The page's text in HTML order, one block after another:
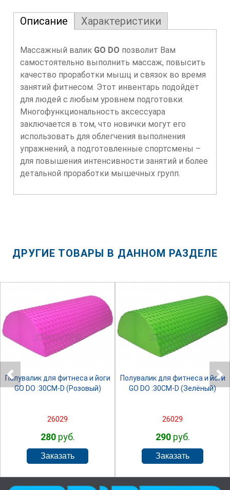
Описание Характеристики
Массажный валик GO DO позволит Вам
самостоятельно выполнить массаж, повысить
качество проработки мышц и связок во время
занятий фитнесом. Этот инвентарь подойдёт
для людей с любым уровнем подготовки.
Многофункциональность аксессуара
заключается в том, что новички могут его
использовать для облегчения выполнения
упражнений, а подготовленные спортсмены –
для повышения интенсивности занятий и более
детальной проработки мышечных групп.
ДРУГИЕ ТОВАРЫ В ДАННОМ РАЗДЕЛЕ
SPRINTER
Полувалик для фитнеса и йоги
GO DO :30СМ-D (Розовый)
26029
280руб.
SPRINTER
Полувалик для фитнеса и йоги
GO DO :30СМ-D (Зелёный)
26029
290руб.